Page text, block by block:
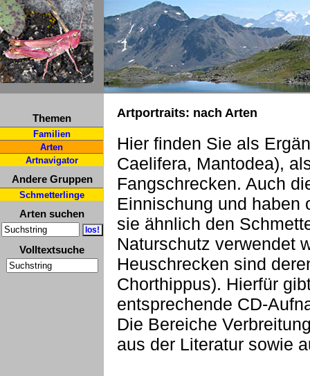
Themen
Familien
Arten
Artnavigator
Andere Gruppen
Schmetterlinge
Arten suchen
Volltextsuche
Artportraits: nach Arten
Hier finden Sie als
Caelifera, Mantodea),
Fangschrecken. Auch
Einnischung und haben
sie ähnlich den
Naturschutz verwendet
Heuschrecken sind
Chorthippus). Hierfür
entsprechende CD-
Die Bereiche
aus der Literatur sowie